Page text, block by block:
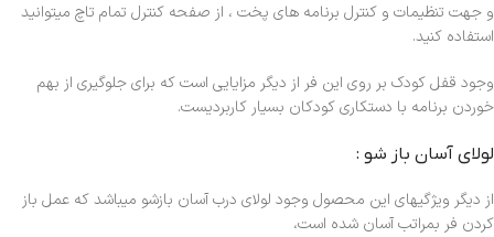
و جهت تنظیمات و کنترل برنامه های پخت ، از صفحه کنترل تمام تاچ میتوانید
استفاده کنید.
وجود قفل کودک بر روی این فر از دیگر مزایایی است که برای جلوگیری از بهم
خوردن برنامه با دستکاری کودکان بسیار کاربردیست.
لولای آسان باز شو :
از دیگر ویژگیهای این محصول وجود لولای درب آسان بازشو میباشد که عمل باز
کردن فر بمراتب آسان شده است،